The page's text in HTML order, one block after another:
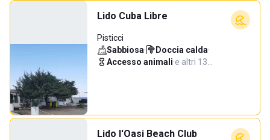
Lido Cuba Libre
Pisticci
Sabbiosa· Doccia calda·
Accesso animali·e altri 13…
Lido l'Oasi Beach Club